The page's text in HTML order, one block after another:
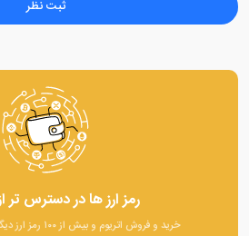
رمز ارز ها در دسترس تر
خرید و فروش اتریوم و بیش از ۱۰۰ رمز ارز دیگر در صرافی سالاریکس